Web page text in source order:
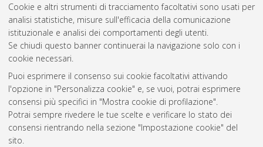
Cookie e altri strumenti di tracciamento facoltativi sono usati per
analisi statistiche, misure sull'efficacia della comunicazione
istituzionale e analisi dei comportamenti degli utenti.
Se chiudi questo banner continuerai la navigazione solo con i
cookie necessari.
Puoi esprimere il consenso sui cookie facoltativi attivando
l'opzione in "Personalizza cookie" e, se vuoi, potrai esprimere
consensi più specifici in "Mostra cookie di profilazione".
Potrai sempre rivedere le tue scelte e verificare lo stato dei
consensi rientrando nella sezione "Impostazione cookie" del
sito.
Questa lista e' stata generata il Thu Aug 6 20:43:48 2026
Atom
Rss 1.0
Rss 2.0